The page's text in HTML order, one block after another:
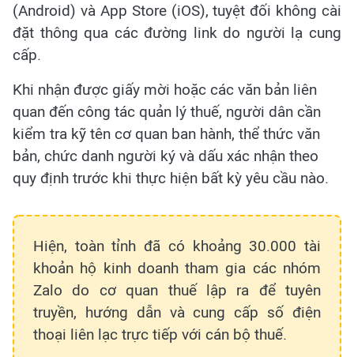
(Android) và App Store (iOS), tuyệt đối không cài
đặt thông qua các đường link do người lạ cung
cấp.
Khi nhận được giấy mời hoặc các văn bản liên
quan đến công tác quản lý thuế, người dân cần
kiểm tra kỹ tên cơ quan ban hành, thể thức văn
bản, chức danh người ký và dấu xác nhận theo
quy định trước khi thực hiện bất kỳ yêu cầu nào.
Hiện, toàn tỉnh đã có khoảng 30.000 tài
khoản hộ kinh doanh tham gia các nhóm
Zalo do cơ quan thuế lập ra để tuyên
truyền, hướng dẫn và cung cấp số điện
thoại liên lạc trực tiếp với cán bộ thuế.